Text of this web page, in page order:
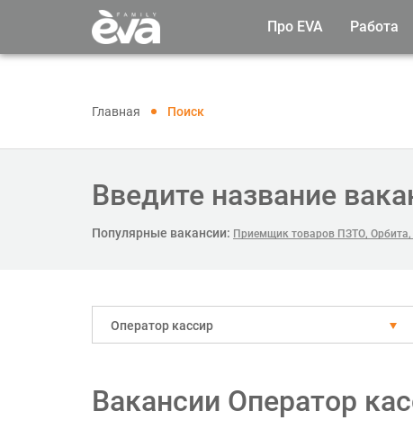
Про EVA Работа
Главная Поиск
Введите название
Популярные вакансии: Приемщик товаров ПЗТО, Орбита,
Оператор кассир
Вакансии Оператор